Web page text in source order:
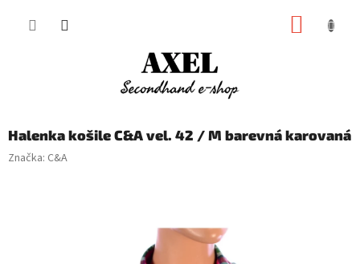
Halenka košile C&A vel. 42 / M barevná karovaná
Značka: C&A